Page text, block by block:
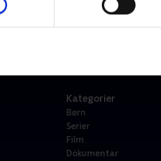
Kategorier
Børn
Serier
Film
Dokumentar